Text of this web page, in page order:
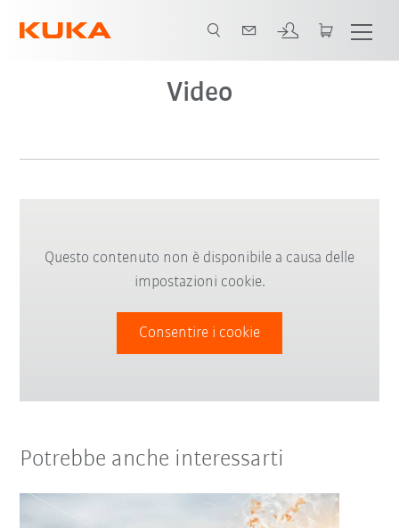
Video
Questo contenuto non è disponibile a causa delle
impostazioni cookie.
Consentire i cookie
Potrebbe anche interessarti